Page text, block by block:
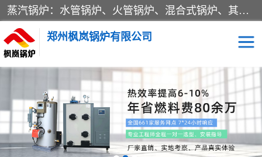
蒸汽锅炉：水管锅炉、火管锅炉、混合式锅炉、其他蒸汽锅炉； 热水锅炉：家用型集中供暖用热水锅炉、其他热水锅炉； 有机热载体锅炉； 船用蒸汽锅炉； （锅炉用辅助设备及装置）蒸汽冷凝器：表面冷凝器、混合式冷凝器、空冷式冷凝器、其他蒸汽冷凝器； 锅炉用辅助设备：节热器、蒸汽收集器、蓄能器、烟垢清除器、气体回收器、泥渣刮除器、空气预热器、其他锅炉用辅助设备；
郑州枫岚锅炉有限公司